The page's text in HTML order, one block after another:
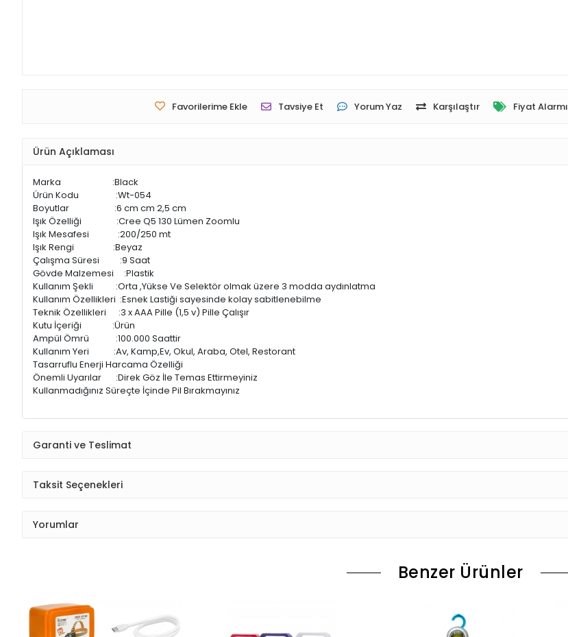
Favorilerime Ekle Tavsiye Et Yorum Yaz Karşılaştır Fiyat Alarmı
Ürün Açıklaması
Marka :Black
Ürün Kodu :Wt-054
Boyutlar :6 cm cm 2,5 cm
Işık Özelliği :Cree Q5 130 Lümen Zoomlu
Işık Mesafesi :200/250 mt
Işık Rengi :Beyaz
Çalışma Süresi :9 Saat
Gövde Malzemesi :Plastik
Kullanım Şekli :Orta ,Yükse Ve Selektör olmak üzere 3 modda aydınlatma
Kullanım Özellikleri :Esnek Lastiği sayesinde kolay sabitlenebilme
Teknik Özellikleri :3 x AAA Pille (1,5 v) Pille Çalışır
Kutu İçeriği :Ürün
Ampül Ömrü :100.000 Saattir
Kullanım Yeri :Av, Kamp,Ev, Okul, Araba, Otel, Restorant
Tasarruflu Enerji Harcama Özelliği
Önemli Uyarılar :Direk Göz İle Temas Ettirmeyiniz
Kullanmadığınız Süreçte İçinde Pil Bırakmayınız
Garanti ve Teslimat
Taksit Seçenekleri
Yorumlar
Benzer Ürünler